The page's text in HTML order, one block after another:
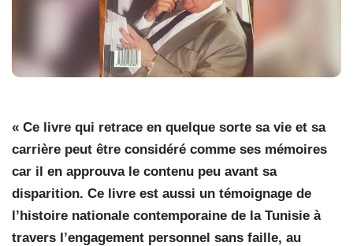
« Ce livre qui retrace en quelque sorte sa vie et sa
carrière peut être considéré comme ses mémoires
car il en approuva le contenu peu avant sa
disparition. Ce livre est aussi un témoignage de
l’histoire nationale contemporaine de la Tunisie à
travers l’engagement personnel sans faille, au